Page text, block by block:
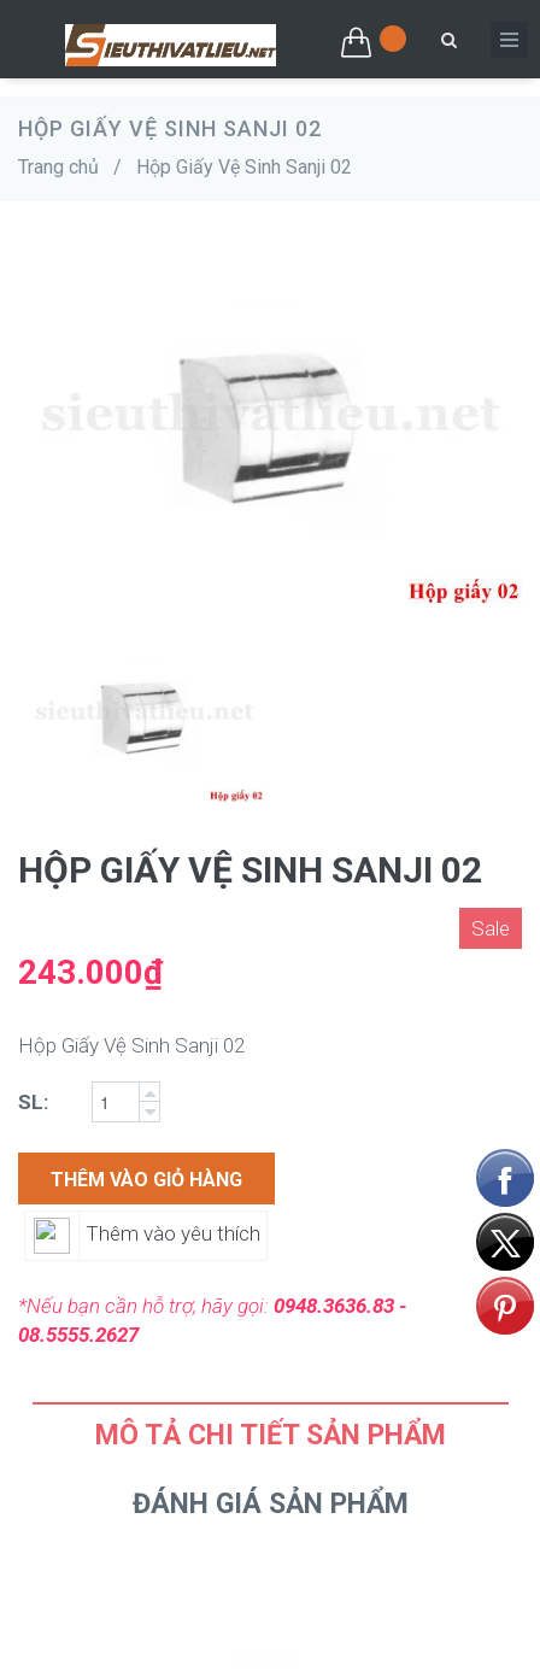
HỘP GIẤY VỆ SINH SANJI 02
Trang chủ / Hộp Giấy Vệ Sinh Sanji 02
HỘP GIẤY VỆ SINH SANJI 02
Sale
243.000₫
Hộp Giấy Vệ Sinh Sanji 02
SL:
THÊM VÀO GIỎ HÀNG
Thêm vào yêu thích
*Nếu bạn cần hỗ trợ, hãy gọi: 0948.3636.83 -
08.5555.2627
MÔ TẢ CHI TIẾT SẢN PHẨM
ĐÁNH GIÁ SẢN PHẨM